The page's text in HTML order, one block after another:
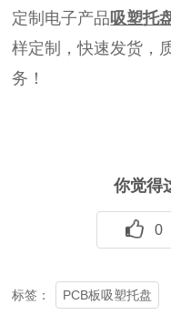
定制电子产品 吸塑托
样定制，快速发货，
务！
你觉得
0
标签： PCB板吸塑托盘